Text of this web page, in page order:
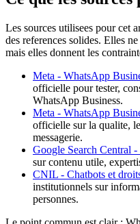
Les sources utilisees pour cet
des references solides. Elles
mais elles donnent les
Meta - WhatsApp
officielle pour tester,
WhatsApp Business.
Meta - WhatsApp
officielle sur la qualite,
messagerie.
Google Search Central
sur contenu utile,
CNIL - Chatbots et
institutionnels sur
personnes.